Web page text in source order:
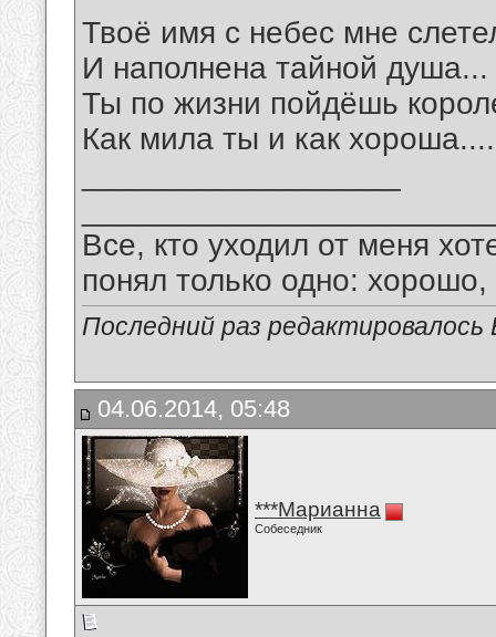
Твоё имя с небес мне
И наполнена тайной душа...
Ты по жизни пойдёшь
Как мила ты и как
Все, кто уходил от меня
понял только одно:
Последний раз
04.06.2014, 05:48
***Марианна
Собеседник